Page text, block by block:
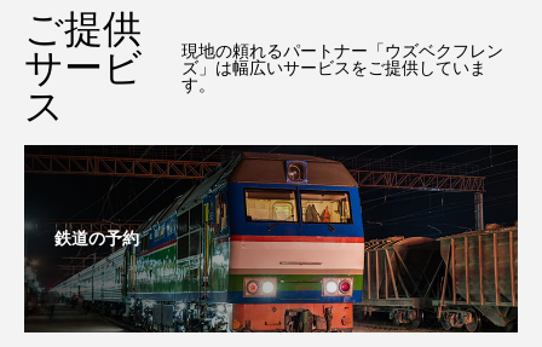
ご提供
サービ
ス
現地の頼れるパートナー「ウズベクフレン
ズ」は幅広いサービスをご提供していま
す。
鉄道の予約